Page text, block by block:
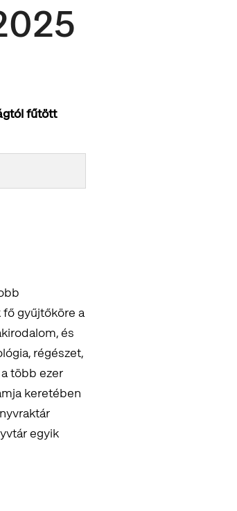
fűtött
gyűjtőköre a
és
régészet,
több ezer
keretében
egyik